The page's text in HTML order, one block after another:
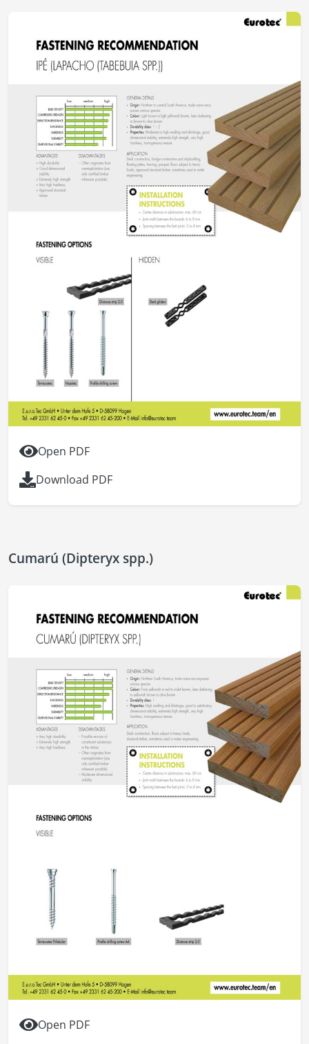
Open PDF
Download PDF
Cumarú (Dipteryx spp.)
Open PDF